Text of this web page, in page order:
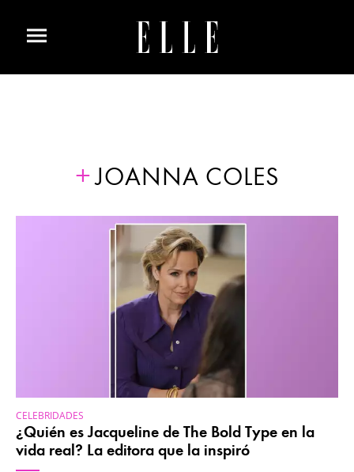
JOANNA COLES
CELEBRIDADES
¿Quién es Jacqueline de The Bold Type en la
vida real? La editora que la inspiró